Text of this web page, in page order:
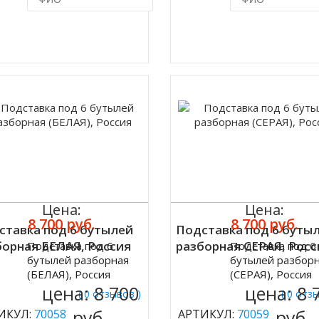
под 6 бутылей
БЕЛАЯ, Россия
( 0 отзывов )
70058
Цена:
8 700 руб.
Подставка под 6
бутылей разборная
(БЕЛАЯ), Россия
цена:8 700
Подставка под 6
разборная СЕРАЯ,
( 0
АРТИКУЛ: 70059
Цена:
8 700 руб.
Купить
Подставка под 6
бутылей
(СЕРАЯ), Россия
цена:8